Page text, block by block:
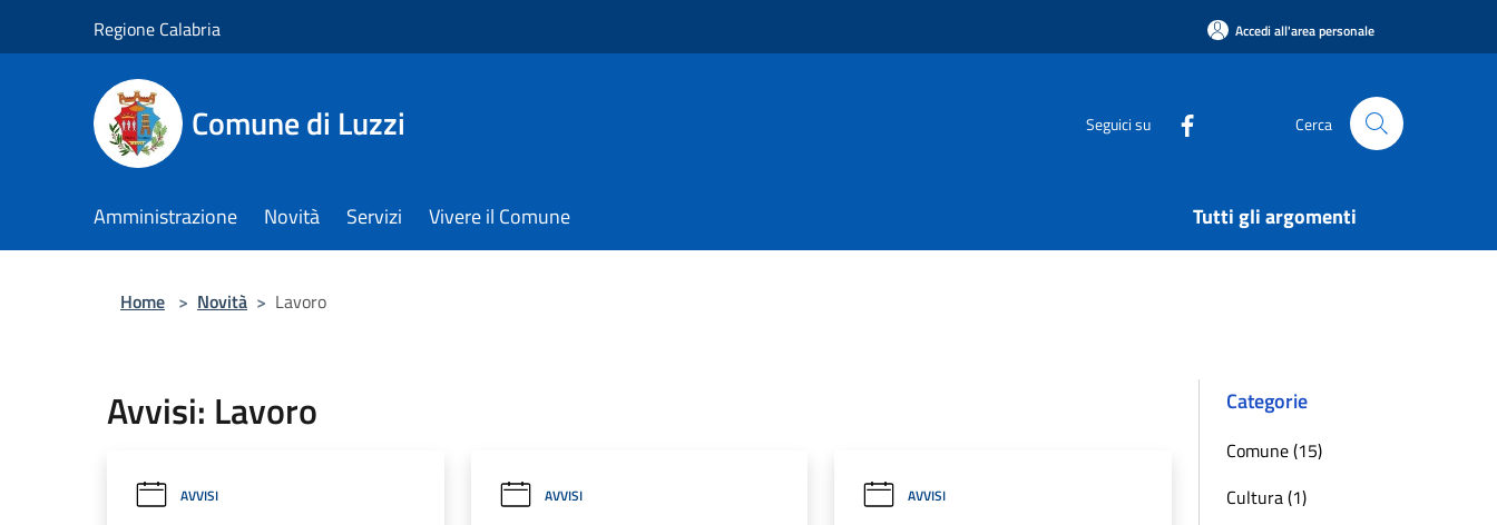
Regione Calabria Accedi all'area personale
Comune di Luzzi Seguici su Cerca
Amministrazione Novità Servizi Vivere il Comune Tutti gli argomenti
Home > Novità > Lavoro
Avvisi: Lavoro
AVVISI AVVISI AVVISI
Categorie
Comune (15)
Cultura (1)